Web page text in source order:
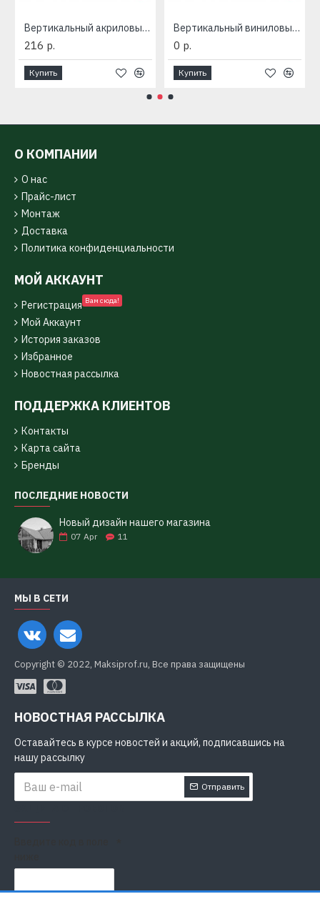
Вертикальный акриловый сайдинг «Quadrohouse» Альта-Профиль
216 р.
Купить
Вертикальный виниловый сайдинг «Quadrohouse» Альта-Профиль
0 р.
Купить
О КОМПАНИИ
О нас
Прайс-лист
Монтаж
Доставка
Политика конфиденциальности
МОЙ АККАУНТ
Регистрация Вам сюда!
Мой Аккаунт
История заказов
Избранное
Новостная рассылка
ПОДДЕРЖКА КЛИЕНТОВ
Контакты
Карта сайта
Бренды
ПОСЛЕДНИЕ НОВОСТИ
Новый дизайн нашего магазина
07 Apr 11
МЫ В СЕТИ
Copyright © 2022, Maksiprof.ru, Все права защищены
НОВОСТНАЯ РАССЫЛКА
Оставайтесь в курсе новостей и акций, подписавшись на
нашу рассылку
Отправить